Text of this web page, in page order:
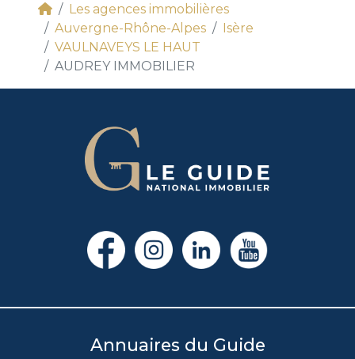
Les agences immobilières
Auvergne-Rhône-Alpes
Isère
VAULNAVEYS LE HAUT
AUDREY IMMOBILIER
Annuaires du Guide